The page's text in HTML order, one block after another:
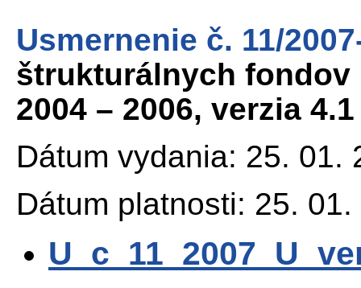
Usmernenie č. 11/
štrukturálnych fondov
2004 – 2006, verzia 4.1
Dátum vydania: 25. 01.
Dátum platnosti: 25. 01.